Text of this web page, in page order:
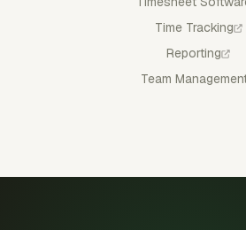
Time Tracking
Reporting
Team